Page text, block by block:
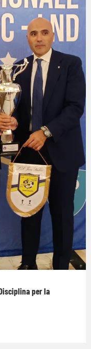
per la